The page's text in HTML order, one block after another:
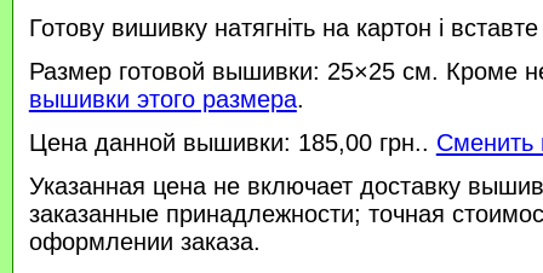
Готову вишивку натягніть на картон і
Размер готовой вышивки: 25×25 см. Кроме
вышивки этого размера.
Цена данной вышивки: 185,00 грн.. Сменить
Указанная цена не включает доставку
заказанные принадлежности; точная
оформлении заказа.